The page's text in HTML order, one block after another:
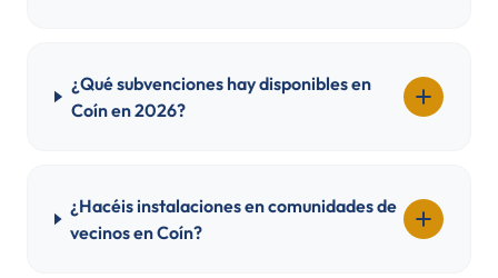
¿Qué subvenciones hay disponibles en
Coín en 2026?
¿Hacéis instalaciones en comunidades de
vecinos en Coín?